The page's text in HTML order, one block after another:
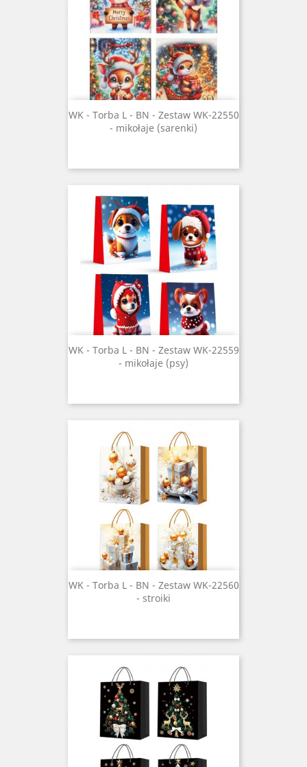
WK - Torba L - BN - Zestaw WK-22550
- mikołaje (sarenki)
WK - Torba L - BN - Zestaw WK-22559
- mikołaje (psy)
WK - Torba L - BN - Zestaw WK-22560
- stroiki